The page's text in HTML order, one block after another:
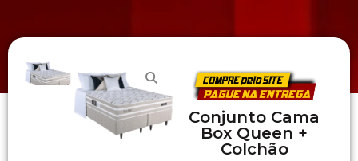
Conjunto Cama
Box Queen +
Colchão